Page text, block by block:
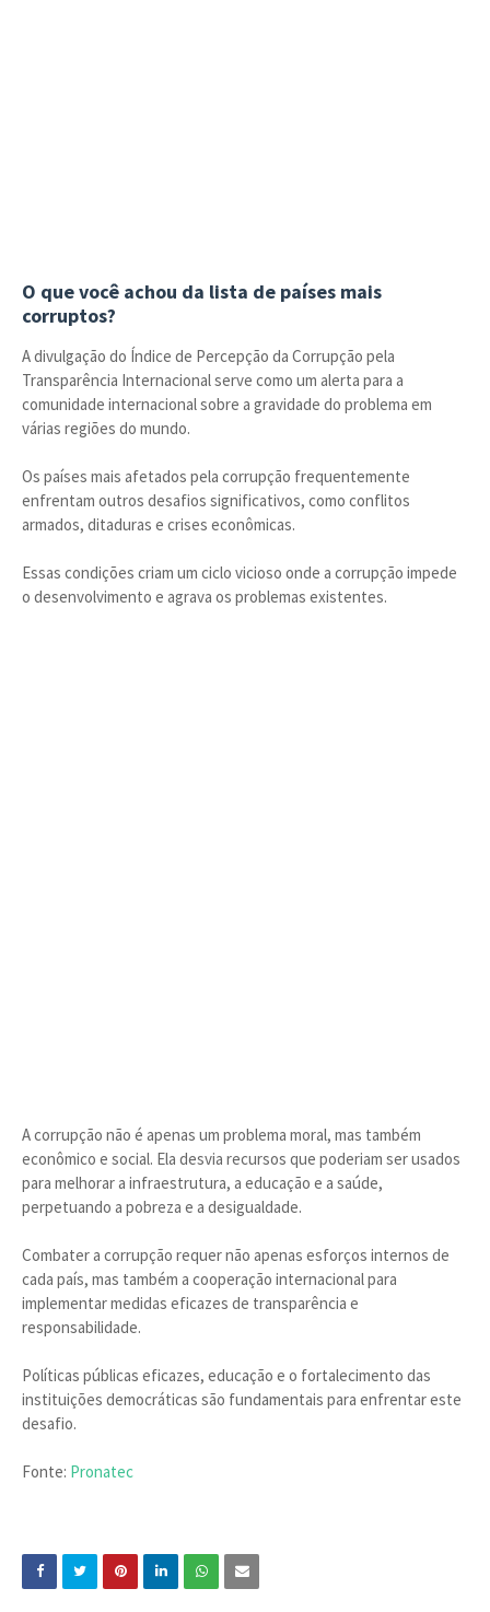
O que você achou da lista de países mais
corruptos?
A divulgação do Índice de Percepção da Corrupção pela
Transparência Internacional serve como um alerta para a
comunidade internacional sobre a gravidade do problema em
várias regiões do mundo.
Os países mais afetados pela corrupção frequentemente
enfrentam outros desafios significativos, como conflitos
armados, ditaduras e crises econômicas.
Essas condições criam um ciclo vicioso onde a corrupção impede
o desenvolvimento e agrava os problemas existentes.
A corrupção não é apenas um problema moral, mas também
econômico e social. Ela desvia recursos que poderiam ser usados
para melhorar a infraestrutura, a educação e a saúde,
perpetuando a pobreza e a desigualdade.
Combater a corrupção requer não apenas esforços internos de
cada país, mas também a cooperação internacional para
implementar medidas eficazes de transparência e
responsabilidade.
Políticas públicas eficazes, educação e o fortalecimento das
instituições democráticas são fundamentais para enfrentar este
desafio.
Fonte: Pronatec